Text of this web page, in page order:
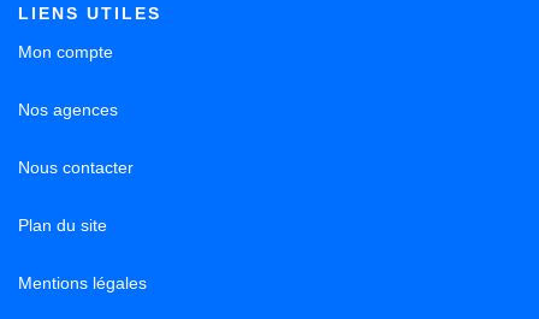
LIENS UTILES
Mon compte
Nos agences
Nous contacter
Plan du site
Mentions légales